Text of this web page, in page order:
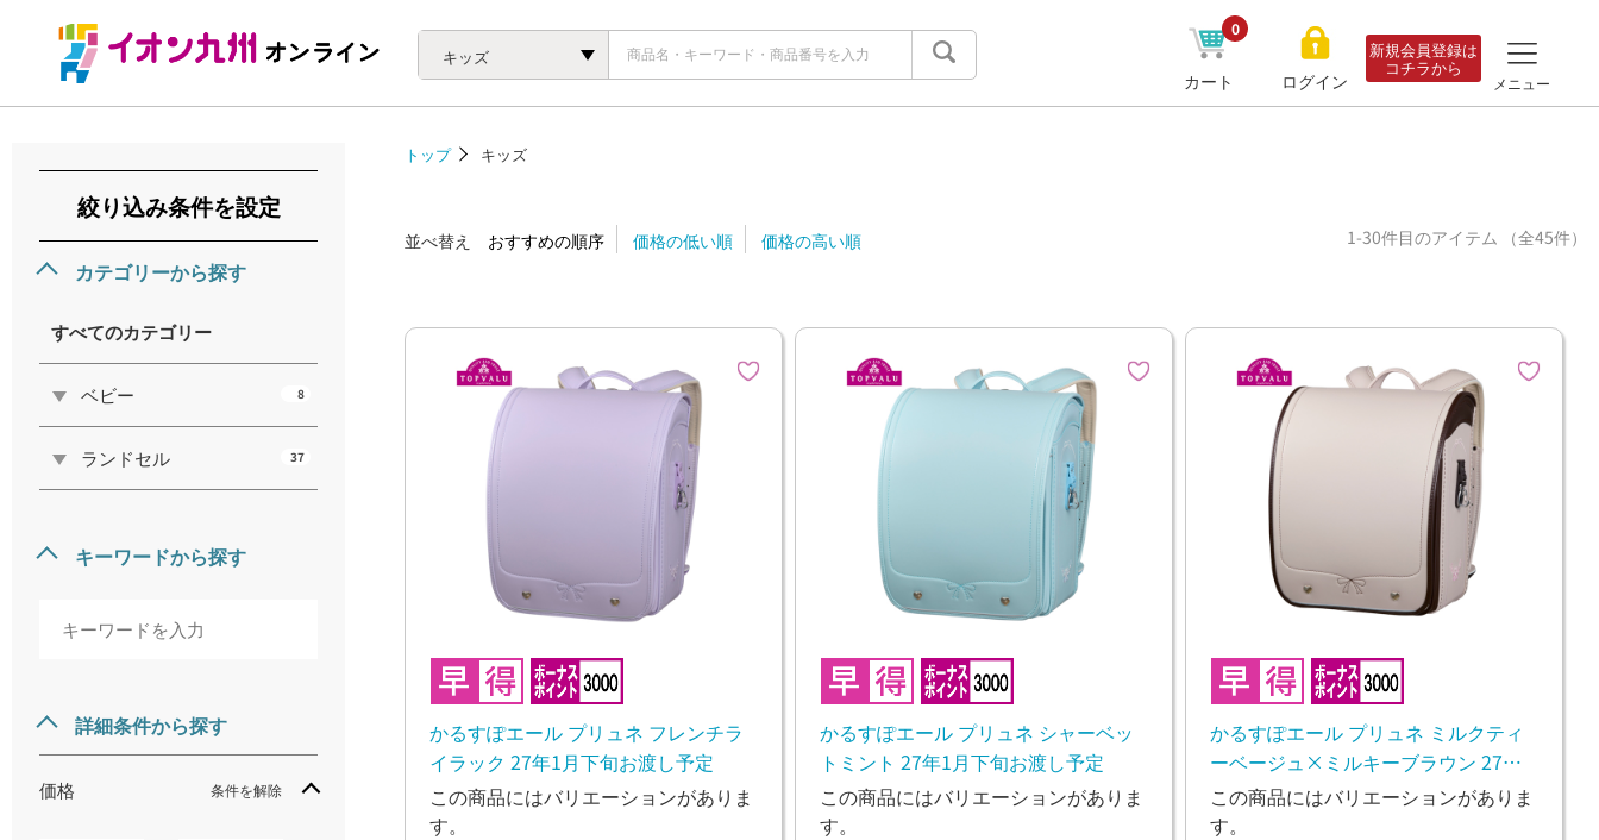
キッズ
カート
0
ログイン
新規会員登録は
コチラから
メニュー
絞り込み条件を設定
カテゴリーから探す
すべてのカテゴリー
ベビー 8
ランドセル 37
キーワードから探す
詳細条件から探す
価格 条件を解除
トップ キッズ
並べ替え おすすめの順序 価格の低い順 価格の高い順 1-30件目のアイテム （全45件）
かるすぽエール プリュネ フレンチラ
イラック 27年1月下旬お渡し予定
この商品にはバリエーションがありま
す。
かるすぽエール プリュネ シャーベッ
トミント 27年1月下旬お渡し予定
この商品にはバリエーションがありま
す。
かるすぽエール プリュネ ミルクティ
ーベージュ×ミルキーブラウン 27年1
月下旬お渡し予定
この商品にはバリエーションがありま
す。